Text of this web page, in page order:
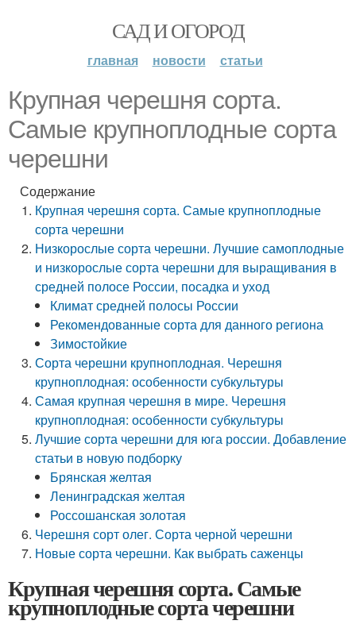
САД И ОГОРОД
главная новости статьи
Крупная черешня сорта.
Самые крупноплодные сорта
черешни
Содержание
Крупная черешня сорта. Самые крупноплодные
сорта черешни
Низкорослые сорта черешни. Лучшие самоплодные
и низкорослые сорта черешни для выращивания в
средней полосе России, посадка и уход
Климат средней полосы России
Рекомендованные сорта для данного региона
Зимостойкие
Сорта черешни крупноплодная. Черешня
крупноплодная: особенности субкультуры
Самая крупная черешня в мире. Черешня
крупноплодная: особенности субкультуры
Лучшие сорта черешни для юга россии. Добавление
статьи в новую подборку
Брянская желтая
Ленинградская желтая
Россошанская золотая
Черешня сорт олег. Сорта черной черешни
Новые сорта черешни. Как выбрать саженцы
Крупная черешня сорта. Самые
крупноплодные сорта черешни